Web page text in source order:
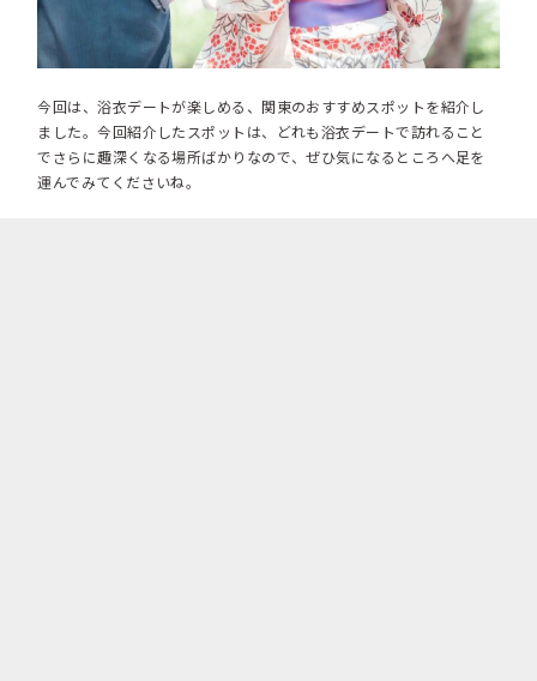
今回は、浴衣デートが楽しめる、関東のおすすめスポットを紹介し
ました。今回紹介したスポットは、どれも浴衣デートで訪れること
でさらに趣深くなる場所ばかりなので、ぜひ気になるところへ足を
運んでみてくださいね。